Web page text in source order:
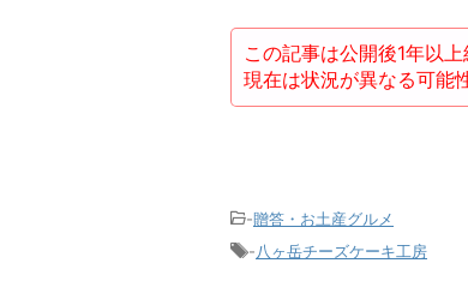
この記事は公開後1年以上
現在は状況が異なる可能
-贈答・お土産グルメ
-八ヶ岳チーズケーキ工房